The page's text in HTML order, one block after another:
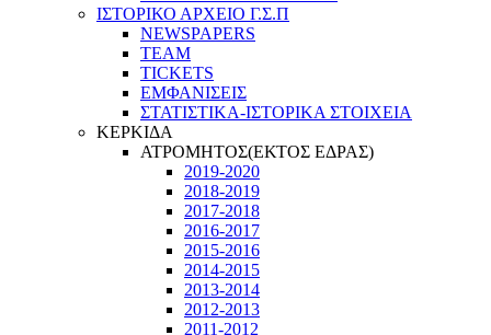
ΙΣΤΟΡΙΚΟ ΑΡΧΕΙΟ Γ.Σ.Π
NEWSPAPERS
TEAM
TICKETS
ΕΜΦΑΝΙΣΕΙΣ
ΣΤΑΤΙΣΤΙΚΑ-ΙΣΤΟΡΙΚΑ ΣΤΟΙΧΕΙΑ
ΚΕΡΚΙΔΑ
ΑΤΡΟΜΗΤΟΣ(ΕΚΤΟΣ ΕΔΡΑΣ)
2019-2020
2018-2019
2017-2018
2016-2017
2015-2016
2014-2015
2013-2014
2012-2013
2011-2012